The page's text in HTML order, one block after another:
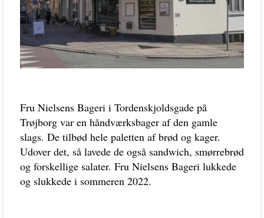
Fru Nielsens Bageri i Tordenskjoldsgade på
Trøjborg var en håndværksbager af den gamle
slags. De tilbød hele paletten af brød og kager.
Udover det, så lavede de også sandwich, smørrebrød
og forskellige salater. Fru Nielsens Bageri lukkede
og slukkede i sommeren 2022.